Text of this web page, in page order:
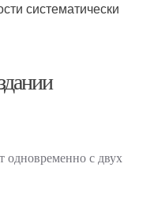
систематически
одновременно с двух